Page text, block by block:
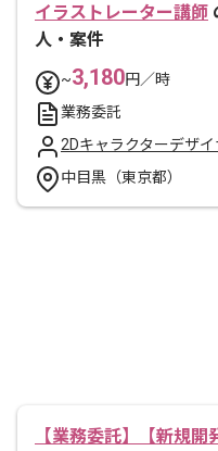
イラストレーター講師
人・案件
~3,180円／時
業務委託
2Dキャラクターデザイ
中目黒（東京都）
【業務委託】【新規開